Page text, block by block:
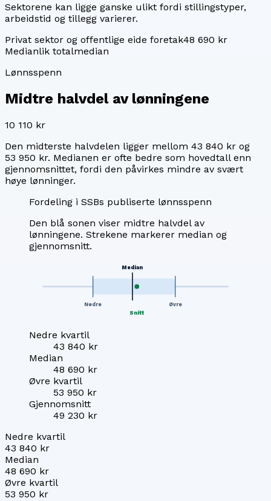
Sektorene kan ligge ganske ulikt fordi stillingstyper,
arbeidstid og tillegg varierer.
Privat sektor og offentlige eide foretak48 690 kr
Medianlik totalmedian
Lønnsspenn
Midtre halvdel av lønningene
10 110 kr
Den midterste halvdelen ligger mellom 43 840 kr og
53 950 kr. Medianen er ofte bedre som hovedtall enn
gjennomsnittet, fordi den påvirkes mindre av svært
høye lønninger.
Fordeling i SSBs publiserte lønnsspenn
Den blå sonen viser midtre halvdel av
lønningene. Strekene markerer median og
gjennomsnitt.
Nedre
Median
Øvre
Snitt
Nedre kvartil
43 840 kr
Median
48 690 kr
Øvre kvartil
53 950 kr
Gjennomsnitt
49 230 kr
Nedre kvartil
43 840 kr
Median
48 690 kr
Øvre kvartil
53 950 kr